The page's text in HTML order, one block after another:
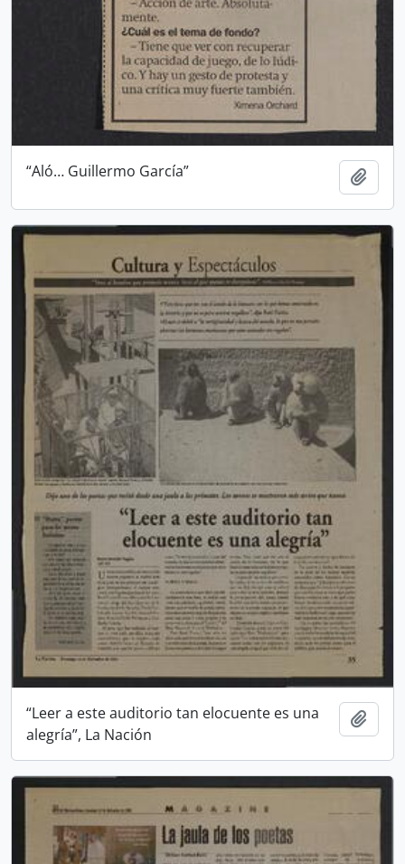
“Aló… Guillermo García”
“Leer a este auditorio tan elocuente es una
alegría”, La Nación